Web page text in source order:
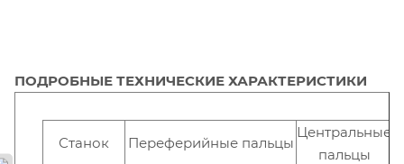
ПОДРОБНЫЕ ТЕХНИЧЕСКИЕ ХАРАКТЕРИСТИКИ
Станок Переферийные пальцы
Центральные
пальцы